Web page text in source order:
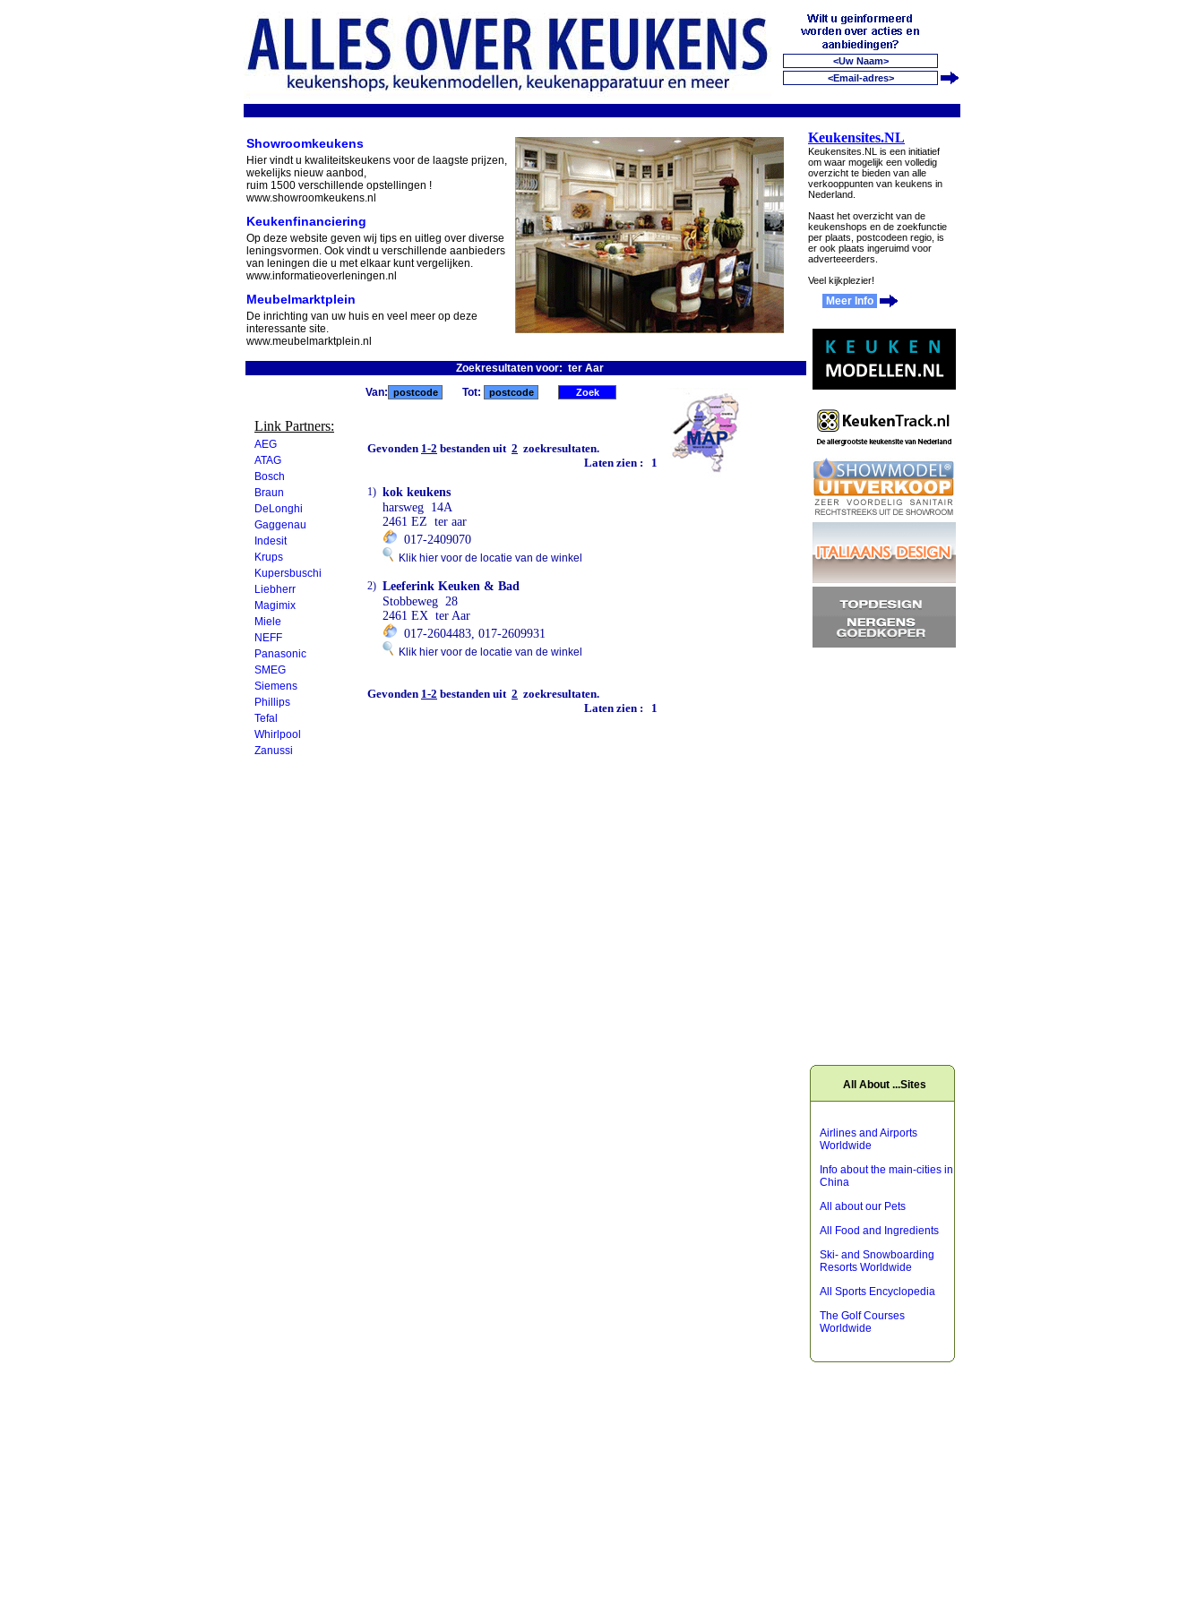
Showroomkeukens
Hier vindt u kwaliteitskeukens voor de laagste prijzen,
wekelijks nieuw aanbod,
ruim 1500 verschillende opstellingen !
www.showroomkeukens.nl
Keukenfinanciering
Op deze website geven wij tips en uitleg over diverse
leningsvormen. Ook vindt u verschillende aanbieders
van leningen die u met elkaar kunt vergelijken.
www.informatieoverleningen.nl
Meubelmarktplein
De inrichting van uw huis en veel meer op deze
interessante site.
www.meubelmarktplein.nl
Zoekresultaten voor: ter Aar
Link Partners:
AEG
ATAG
Bosch
Braun
DeLonghi
Gaggenau
Indesit
Krups
Kupersbuschi
Liebherr
Magimix
Miele
NEFF
Panasonic
SMEG
Siemens
Phillips
Tefal
Whirlpool
Zanussi
Van: Tot:
Gevonden 1-2 bestanden uit 2 zoekresultaten.
Laten zien :
1
1) kok keukens
harsweg 14A
2461 EZ ter aar
017-2409070
Klik hier voor de locatie van de winkel
2) Leeferink Keuken & Bad
Stobbeweg 28
2461 EX ter Aar
017-2604483, 017-2609931
Klik hier voor de locatie van de winkel
Gevonden 1-2 bestanden uit 2 zoekresultaten.
Laten zien :
1
Keukensites.NL
Keukensites.NL is een initiatief
om waar mogelijk een volledig
overzicht te bieden van alle
verkooppunten van keukens in
Nederland.
Naast het overzicht van de
keukenshops en de zoekfunctie
per plaats, postcodeen regio, is
er ook plaats ingeruimd voor
adverteeerders.
Veel kijkplezier!
Meer Info
All About ...Sites
Airlines and Airports
Worldwide
Info about the main-cities in
China
All about our Pets
All Food and Ingredients
Ski- and Snowboarding
Resorts Worldwide
All Sports Encyclopedia
The Golf Courses
Worldwide